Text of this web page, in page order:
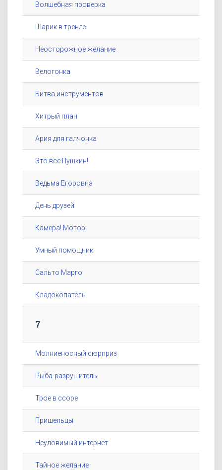
Волшебная проверка
Шарик в тренде
Неосторожное желание
Велогонка
Битва инструментов
Хитрый план
Ария для галчонка
Это всё Пушкин!
Ведьма Егоровна
День друзей
Камера! Мотор!
Умный помощник
Сальто Марго
Кладокопатель
7
Молниеносный сюрприз
Рыба-разрушитель
Трое в ссоре
Пришельцы
Неуловимый интернет
Тайное желание